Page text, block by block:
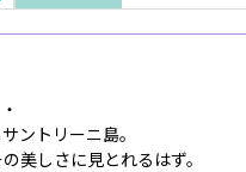
ントリーニ島。
美しさに見とれるはず。